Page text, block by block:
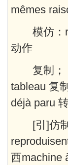
mêmes
模仿：
动作
复制；
tableau 复
déjà paru
[引]仿
西machine